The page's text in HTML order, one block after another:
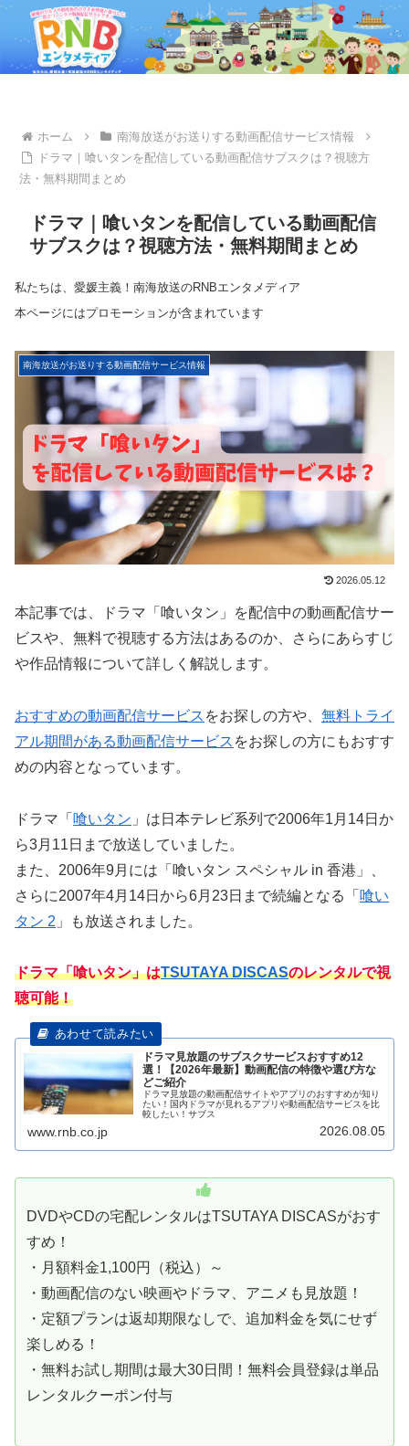
ホーム
南海放送がお送りする動画配信サービス情報
ドラマ｜喰いタンを配信している動画配信サブスクは？視聴方
法・無料期間まとめ
ドラマ｜喰いタンを配信している動画配信
サブスクは？視聴方法・無料期間まとめ
私たちは、愛媛主義！南海放送のRNBエンタメディア
本ページにはプロモーションが含まれています
南海放送がお送りする動画配信サービス情報
2026.05.12
本記事では、ドラマ「喰いタン」を配信中の動画配信サー
ビスや、無料で視聴する方法はあるのか、さらにあらすじ
や作品情報について詳しく解説します。
おすすめの動画配信サービス をお探しの方や、 無料トライ
アル期間がある動画配信サービス をお探しの方にもおすす
めの内容となっています。
ドラマ「 喰いタン 」は日本テレビ系列で2006年1月14日か
ら3月11日まで放送していました。
また、2006年9月には「喰いタン スペシャル in 香港」、
さらに2007年4月14日から6月23日まで続編となる「 喰い
タン 2 」も放送されました。
ドラマ「喰いタン」はTSUTAYA DISCASのレンタルで視
聴可能！
ドラマ見放題のサブスクサービスおすすめ12
選！【2026年最新】動画配信の特徴や選び方な
どご紹介
ドラマ見放題の動画配信サイトやアプリのおすすめが知り
たい！国内ドラマが見れるアプリや動画配信サービスを比
較したい！サブス
www.rnb.co.jp 2026.08.05
DVDやCDの宅配レンタルはTSUTAYA DISCASがおす
すめ！
・月額料金1,100円（税込）～
・動画配信のない映画やドラマ、アニメも見放題！
・定額プランは返却期限なしで、追加料金を気にせず
楽しめる！
・無料お試し期間は最大30日間！無料会員登録は単品
レンタルクーポン付与